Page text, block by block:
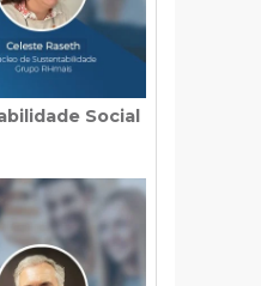
Social